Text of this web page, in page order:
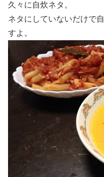
久々に自炊ネタ。
ネタにしていないだけで
すよ。